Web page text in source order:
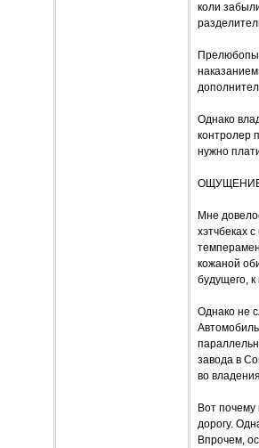
коли
Однако
контролер
нужно
Мне
хэтчбеках
кожаной
будущего,
Однако не
завода в
во
Вот почему
дорогу.
Впрочем,